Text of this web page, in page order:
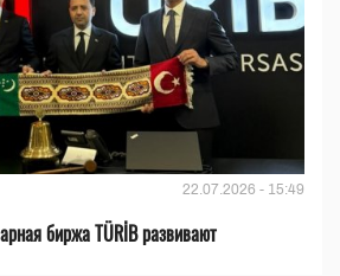
22.07.2026 - 15:49
биржа TÜRİB развивают